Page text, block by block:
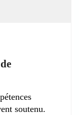
soutenu.